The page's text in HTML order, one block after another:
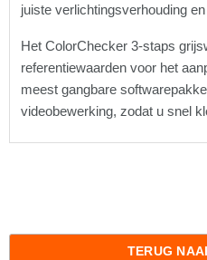
juiste verlichtingsverhouding
Het ColorChecker 3-staps
referentiewaarden voor het
meest gangbare
videobewerking, zodat u snel
TERUG